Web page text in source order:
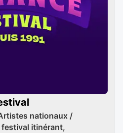
nationaux /
itinérant,